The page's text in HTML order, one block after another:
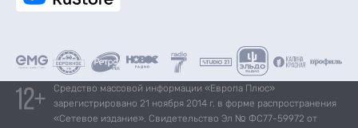
Средство массовой информации «Европа Плюс»
зарегистрировано 21 ноября 2014 г. в форме распространения
«Сетевое издание». Свидетельство Эл № ФС77-59972 от